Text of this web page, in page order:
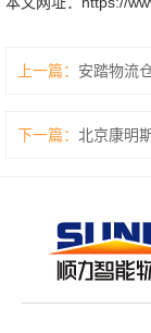
上一篇： 安踏物流
下一篇： 北京康明